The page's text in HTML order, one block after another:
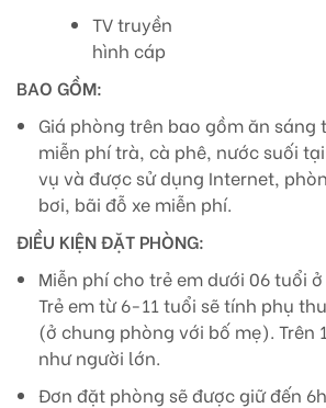
TV truyền
hình cáp
BAO GỒM:
Giá phòng trên bao gồm ăn sáng
miễn phí trà, cà phê, nước suối
vụ và được sử dụng Internet,
bơi, bãi đỗ xe miễn phí.
ĐIỀU KIỆN ĐẶT PHÒNG:
Miễn phí cho trẻ em dưới 06 tuổi
Trẻ em từ 6-11 tuổi sẽ tính phụ
(ở chung phòng với bố mẹ). Trên
như người lớn.
Đơn đặt phòng sẽ được giữ đến